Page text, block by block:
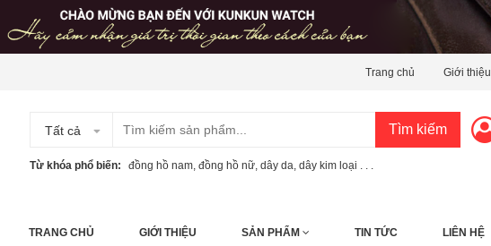
Trang chủ Giới thiệu
Tất cả Tìm kiếm
Từ khóa phổ biến: đồng hồ nam đồng hồ nữ dây da dây kim loại . . .
TRANG CHỦ GIỚI THIỆU SẢN PHẨM TIN TỨC LIÊN HỆ